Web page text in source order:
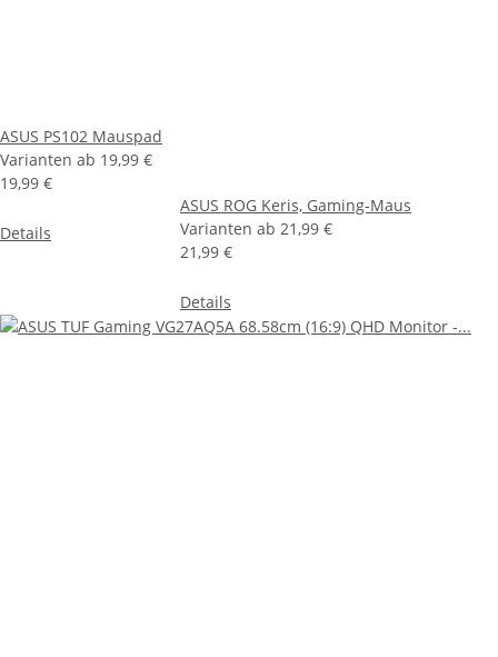
ASUS PS102 Mauspad
Varianten ab 19,99 €
19,99 €
Details
ASUS ROG Keris, Gaming-Maus
Varianten ab 21,99 €
21,99 €
Details